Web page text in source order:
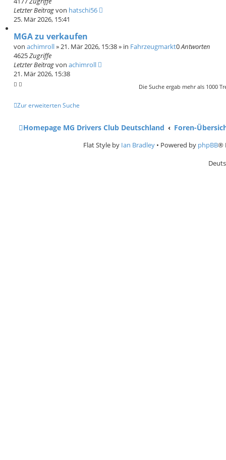
Letzter Beitragvon hatschi56
25. Mär 2026, 15:41
MGA zu verkaufen
von achimroll»21. Mär 2026, 15:38» in Fahrzeugmarkt0Antworten
4625Zugriffe
Letzter Beitragvon achimroll
21. Mär 2026, 15:38
Die Suche ergab mehr als 1000
Zur erweiterten Suche
Homepage MG Drivers Club Deutschland Foren-
Flat Style by Ian Bradley • Powered by phpBB®